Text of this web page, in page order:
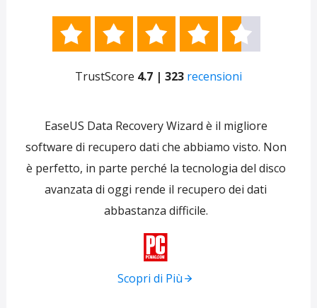
    
TrustScore 4.7 | 323 recensioni
EaseUS Data Recovery Wizard è il migliore
software di recupero dati che abbiamo visto. Non
è perfetto, in parte perché la tecnologia del disco
avanzata di oggi rende il recupero dei dati
abbastanza difficile.

Scopri di Più